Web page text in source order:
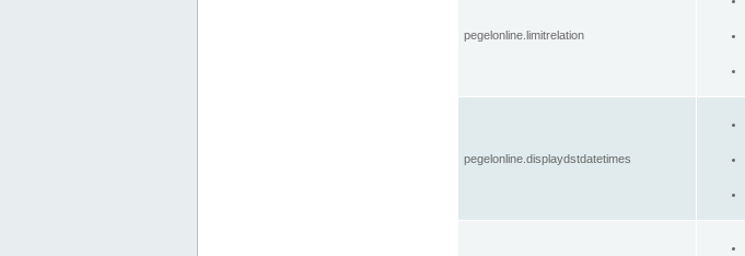
pegelonline.limitrelation
pegelonline.displaydstdatetimes